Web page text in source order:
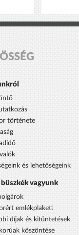
története
és lehetőségeink
vagyunk
emlékplakett
díjak és kitüntetések
köszöntése